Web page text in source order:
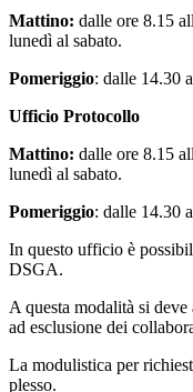
Mattino: dalle ore 8.15
lunedì al sabato.
Pomeriggio: dalle 14.30
Ufficio Protocollo
Mattino: dalle ore 8.15
lunedì al sabato.
Pomeriggio: dalle 14.30
In questo ufficio è
DSGA.
A questa modalità si
ad esclusione dei
La modulistica per
plesso.